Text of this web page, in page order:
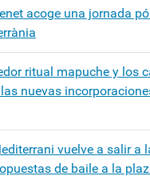
acoge una jornada
ritual mapuche y los
nuevas
vuelve a salir a
de baile a la